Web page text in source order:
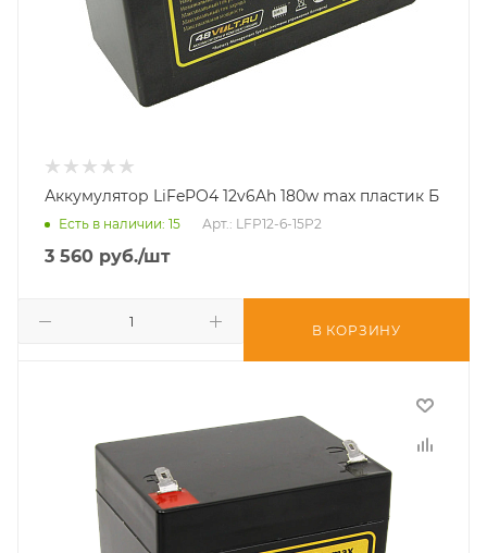
Аккумулятор LiFePO4 12v6Ah 180w max пластик Б
Есть в наличии: 15 Арт.: LFP12-6-15P2
3 560 руб./шт
В КОРЗИНУ